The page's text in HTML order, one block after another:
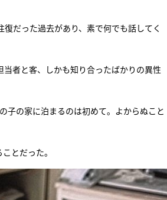
だった過去があり、素で何でも話してく
者と客、しかも知り合ったばかりの異性
子の家に泊まるのは初めて。よからぬこと
とだった。